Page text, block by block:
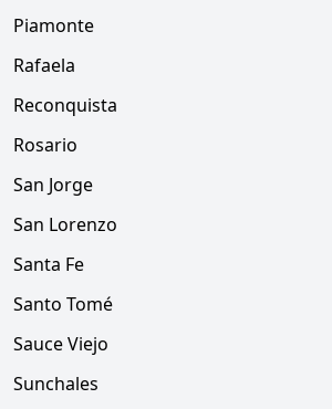
Piamonte
Rafaela
Reconquista
Rosario
San Jorge
San Lorenzo
Santa Fe
Santo Tomé
Sauce Viejo
Sunchales